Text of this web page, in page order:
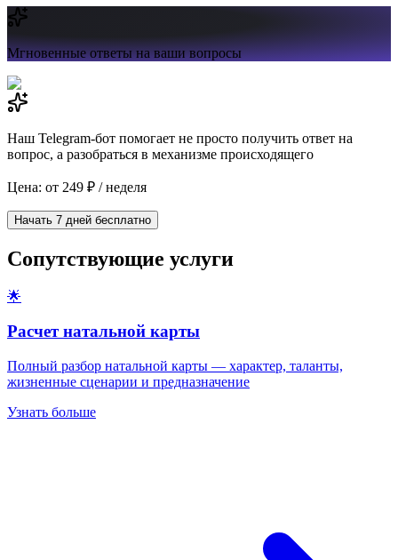
Мгновенные ответына ваши вопросы
Наш Telegram-бот помогает не просто получить ответ на
вопрос, а разобраться в механизме происходящего
Цена: от 249 ₽ / неделя
Начать 7 дней бесплатно
Сопутствующие услуги
🌟
Расчет натальной карты
Полный разбор натальной карты — характер, таланты,
жизненные сценарии и предназначение
Узнать больше